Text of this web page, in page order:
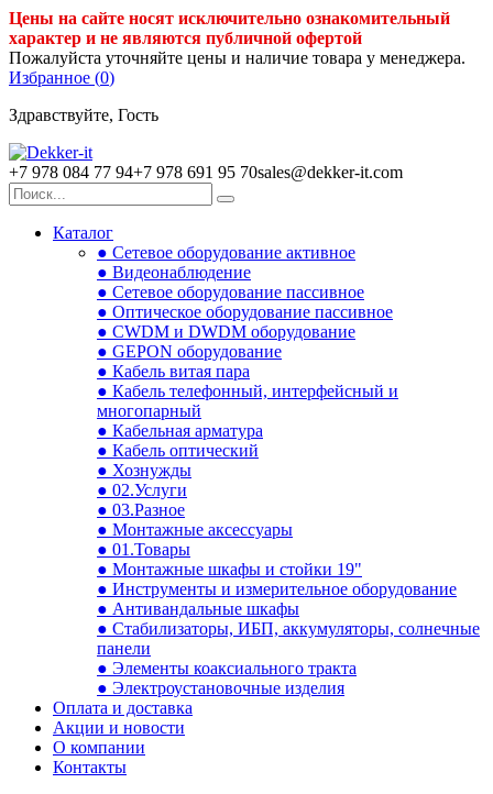
Цены на сайте носят исключительно ознакомительный
характер и не являются публичной офертой
Пожалуйста уточняйте цены и наличие товара у менеджера.
Избранное (0)
Здравствуйте, Гость
+7 978 084 77 94+7 978 691 95 70sales@dekker-it.com
Каталог
● Сетевое оборудование активное
● Видеонаблюдение
● Сетевое оборудование пассивное
● Оптическое оборудование пассивное
● CWDM и DWDM оборудование
● GEPON оборудование
● Кабель витая пара
● Кабель телефонный, интерфейсный и
многопарный
● Кабельная арматура
● Кабель оптический
● Хознужды
● 02.Услуги
● 03.Разное
● Монтажные аксессуары
● 01.Товары
● Монтажные шкафы и стойки 19"
● Инструменты и измерительное оборудование
● Антивандальные шкафы
● Стабилизаторы, ИБП, аккумуляторы, солнечные
панели
● Элементы коаксиального тракта
● Электроустановочные изделия
Оплата и доставка
Акции и новости
О компании
Контакты